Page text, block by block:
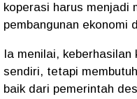
koperasi harus menjadi
pembangunan ekonomi
Ia menilai,
sendiri, tetapi
baik dari pemerintah